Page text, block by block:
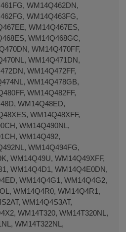
WM14Q462DN,
WM14Q463FG,
WM14Q467ES,
WM14Q468GC,
WM14Q470FF,
WM14Q471DN,
WM14Q472FF,
WM14Q478GB,
WM14Q482FF,
WM14Q48ED,
WM14Q48XFF,
WM14Q490NL,
WM14Q492,
WM14Q494FG,
WM14Q49U, WM14Q49XFF,
WM14Q4D1, WM14Q4E0DN,
WM14Q4G1, WM14Q4G2,
WM14Q4R0, WM14Q4R1,
WM14Q4S3AT,
WM14T320, WM14T320NL,
WM14T322NL,